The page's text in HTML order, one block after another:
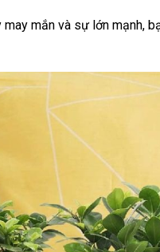
mắn và sự lớn mạnh,